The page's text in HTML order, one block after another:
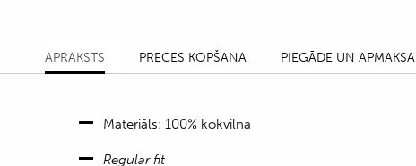
APRAKSTS PRECES KOPŠANA PIEGĀDE UN APMAKSA
Materiāls: 100% kokvilna
Regular fit